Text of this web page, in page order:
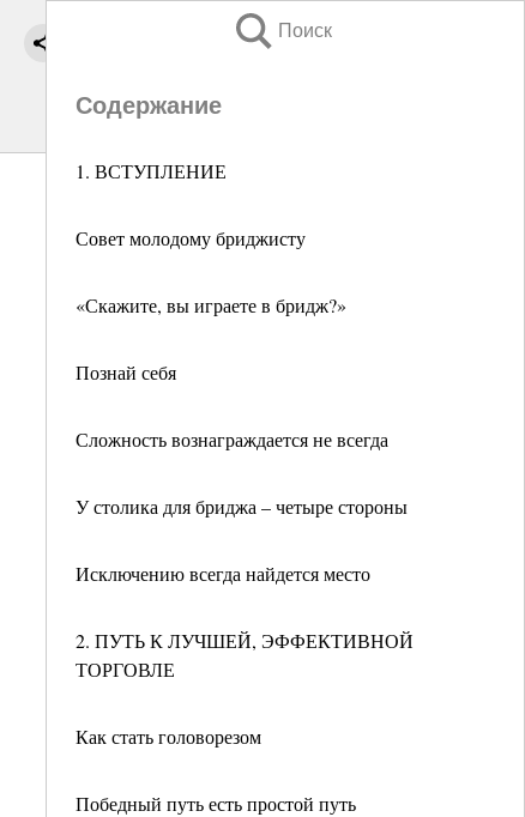
Поиск
Содержание
1. ВСТУПЛЕНИЕ
Совет молодому бриджисту
«Скажите, вы играете в бридж?»
Познай себя
Сложность вознаграждается не всегда
У столика для бриджа – четыре стороны
Исключению всегда найдется место
2. ПУТЬ К ЛУЧШЕЙ, ЭФФЕКТИВНОЙ
ТОРГОВЛЕ
Как стать головорезом
Победный путь есть простой путь